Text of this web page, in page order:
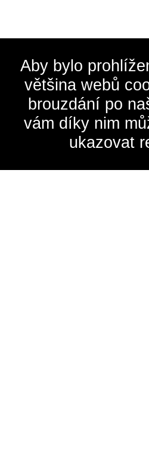
Aby bylo
většina webů
brouzdání po
vám díky nim
ukazovat